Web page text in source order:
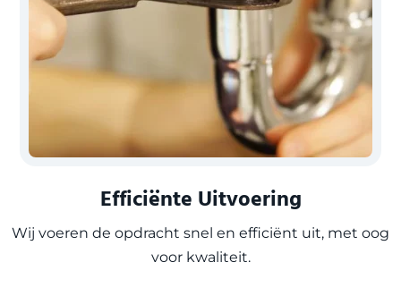
Efficiënte Uitvoering
Wij voeren de opdracht snel en efficiënt uit, met oog
voor kwaliteit.